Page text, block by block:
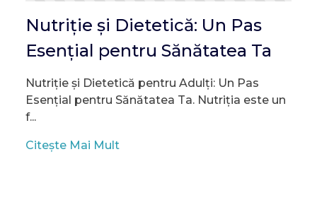
Nutriție și Dietetică: Un Pas
Esențial pentru Sănătatea Ta
Nutriție și Dietetică pentru Adulți: Un Pas
Esențial pentru Sănătatea Ta. Nutriția este un
f...
Citește Mai Mult